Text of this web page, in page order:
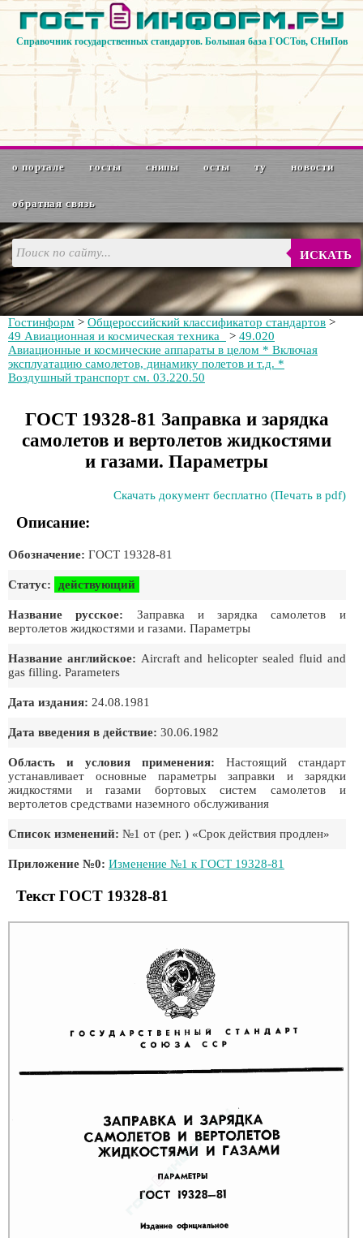
Справочник государственных стандартов. Большая база ГОСТов, СНиПов
о портале госты снипы осты ту новости
обратная связь
ИСКАТЬ
Гостинформ > Общероссийский классификатор стандартов >
49 Авиационная и космическая техника
> 49.020
Авиационные и космические аппараты в целом * Включая
эксплуатацию самолетов, динамику полетов и т.д. *
Воздушный транспорт см. 03.220.50
ГОСТ 19328-81 Заправка и зарядка
самолетов и вертолетов жидкостями
и газами. Параметры
Скачать документ бесплатно (Печать в pdf)
Описание:
Обозначение: ГОСТ 19328-81
Статус: действующий
Название русское: Заправка и зарядка самолетов и
вертолетов жидкостями и газами. Параметры
Название английское: Aircraft and helicopter sealed fluid and
gas filling. Parameters
Дата издания: 24.08.1981
Дата введения в действие: 30.06.1982
Область и условия применения: Настоящий стандарт
устанавливает основные параметры заправки и зарядки
жидкостями и газами бортовых систем самолетов и
вертолетов средствами наземного обслуживания
Список изменений: №1 от (рег. ) «Срок действия продлен»
Приложение №0: Изменение №1 к ГОСТ 19328-81
Текст ГОСТ 19328-81